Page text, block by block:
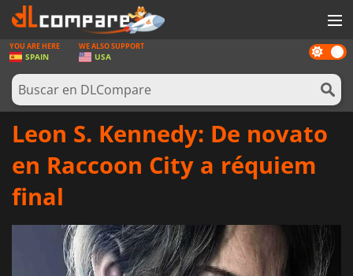
JUEGOS
TARJETAS PREPAGO
SOFTWARE
INICIAR SESIÓN O REGISTRARSE
Dark
mode
YOU ARE HERE
SPAIN
WE ALSO SUPPORT
USA
Leon S. Kennedy: De novato
en Raccoon City a réquiem
final